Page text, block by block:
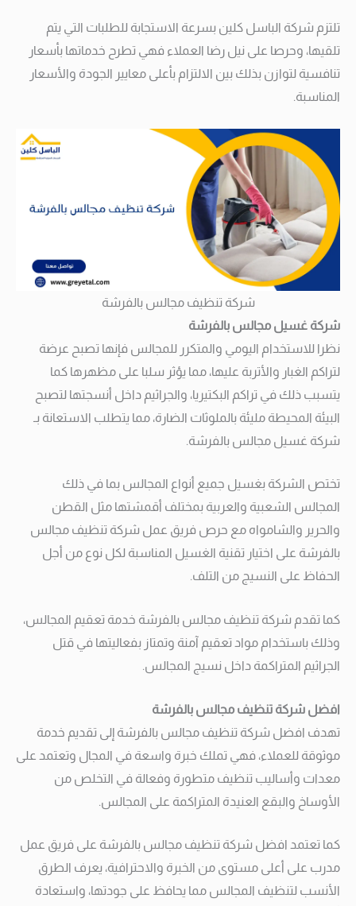
تلتزم شركة الباسل كلين بسرعة الاستجابة للطلبات التي يتم
تلقيها، وحرصا على نيل رضا العملاء فهي تطرح خدماتها بأسعار
تنافسية لتوازن بذلك بين الالتزام بأعلى معايير الجودة والأسعار
المناسبة.
شركة تنظيف مجالس بالفرشة
شركة غسيل مجالس بالفرشة
نظرا للاستخدام اليومي والمتكرر للمجالس فإنها تصبح عرضة
لتراكم الغبار والأتربة عليها، مما يؤثر سلبا على مظهرها كما
يتسبب ذلك في تراكم البكتيريا، والجراثيم داخل أنسجتها لتصبح
البيئة المحيطة مليئة بالملوثات الضارة، مما يتطلب الاستعانة بـ
شركة غسيل مجالس بالفرشة.
تختص الشركة بغسيل جميع أنواع المجالس بما في ذلك
المجالس الشعبية والعربية بمختلف أقمشتها مثل القطن
والحرير والشامواه مع حرص فريق عمل شركة تنظيف مجالس
بالفرشة على اختيار تقنية الغسيل المناسبة لكل نوع من أجل
الحفاظ على النسيج من التلف.
كما تقدم شركة تنظيف مجالس بالفرشة خدمة تعقيم المجالس،
وذلك باستخدام مواد تعقيم آمنة وتمتاز بفعاليتها في قتل
الجراثيم المتراكمة داخل نسيج المجالس.
افضل شركة تنظيف مجالس بالفرشة
تهدف افضل شركة تنظيف مجالس بالفرشة إلى تقديم خدمة
موثوقة للعملاء، فهي تملك خبرة واسعة في المجال وتعتمد على
معدات وأساليب تنظيف متطورة وفعالة في التخلص من
الأوساخ والبقع العنيدة المتراكمة على المجالس.
كما تعتمد افضل شركة تنظيف مجالس بالفرشة على فريق عمل
مدرب على أعلى مستوى من الخبرة والاحترافية، يعرف الطرق
الأنسب لتنظيف المجالس مما يحافظ على جودتها، واستعادة